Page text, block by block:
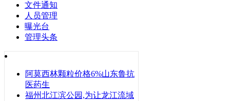
文件通知
人员管理
曝光台
管理头条
阿莫西林颗粒价格6%山东鲁抗
医药生
福州北江滨公园,为让龙江流域